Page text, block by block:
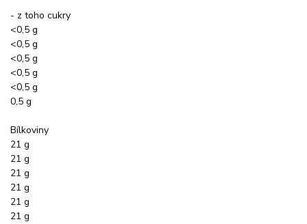
- z toho cukry
<0,5 g
<0,5 g
<0,5 g
<0,5 g
<0,5 g
0,5 g
Bílkoviny
21 g
21 g
21 g
21 g
21 g
21 g